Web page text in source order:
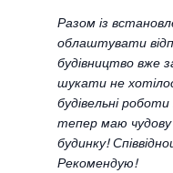
Разом із
облаштувати
будівництво вже
шукати не
будівельні роботи
тепер маю чудову
будинку!
Рекомендую!